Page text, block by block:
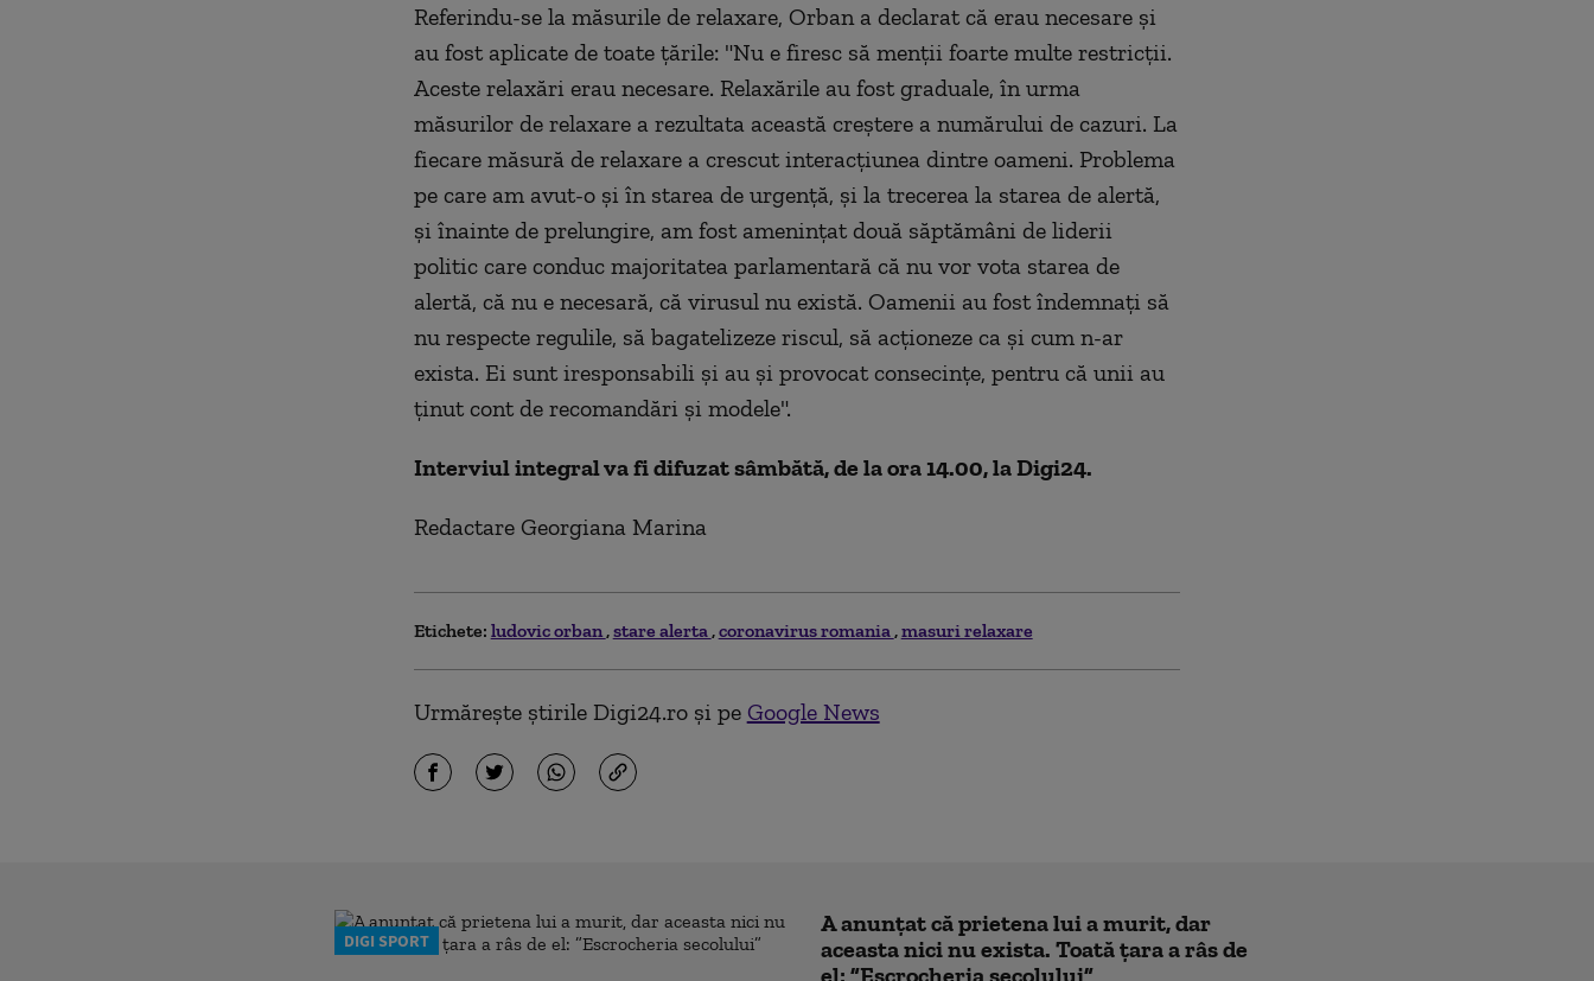
Referindu-se la măsurile de relaxare, Orban a declarat că erau necesare și
au fost aplicate de toate țările: "Nu e firesc să menții foarte multe restricții.
Aceste relaxări erau necesare. Relaxările au fost graduale, în urma
măsurilor de relaxare a rezultata această creștere a numărului de cazuri. La
fiecare măsură de relaxare a crescut interacțiunea dintre oameni. Problema
pe care am avut-o și în starea de urgență, și la trecerea la starea de alertă,
și înainte de prelungire, am fost amenințat două săptămâni de liderii
politic care conduc majoritatea parlamentară că nu vor vota starea de
alertă, că nu e necesară, că virusul nu există. Oamenii au fost îndemnați să
nu respecte regulile, să bagatelizeze riscul, să acționeze ca și cum n-ar
exista. Ei sunt iresponsabili și au și provocat consecințe, pentru că unii au
ținut cont de recomandări și modele".
Interviul integral va fi difuzat sâmbătă, de la ora 14.00, la Digi24.
Redactare Georgiana Marina
Etichete: ludovic orban stare alerta coronavirus romania masuri relaxare
Urmărește știrile Digi24.ro și pe Google News
DIGI SPORT
A anunțat că prietena lui a murit, dar
aceasta nici nu exista. Toată țara a râs de
el: ”Escrocheria secolului”